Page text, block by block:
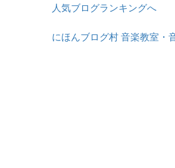
人気ブログランキングへ
にほんブログ村 音楽教室・